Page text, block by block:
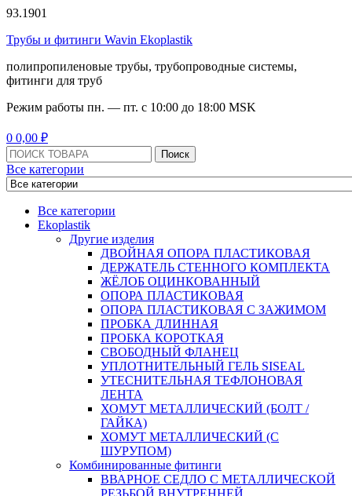
93.1901
Трубы и фитинги Wavin Ekoplastik
полипропиленовые трубы, трубопроводные системы,
фитинги для труб
Режим работы пн. — пт. с 10:00 до 18:00 MSK
0 0,00 ₽
Поиск:
Поиск
Все категории
Все категории
Ekoplastik
Другие изделия
ДВОЙНАЯ ОПОРА ПЛАСТИКОВАЯ
ДЕРЖАТЕЛЬ СТЕННОГО КОМПЛЕКТА
ЖЁЛОБ ОЦИНКОВАННЫЙ
ОПОРА ПЛАСТИКОВАЯ
ОПОРА ПЛАСТИКОВАЯ С ЗАЖИМОМ
ПРОБКА ДЛИННАЯ
ПРОБКА КОРОТКАЯ
СВОБОДНЫЙ ФЛАНЕЦ
УПЛОТНИТЕЛЬНЫЙ ГЕЛЬ SISEAL
УТЕСНИТЕЛЬНАЯ ТЕФЛОНОВАЯ
ЛЕНТА
ХОМУТ МЕТАЛЛИЧЕСКИЙ (БОЛТ /
ГАЙКА)
ХОМУТ МЕТАЛЛИЧЕСКИЙ (С
ШУРУПОМ)
Комбинированные фитинги
ВВАРНОЕ СЕДЛО С МЕТАЛЛИЧЕСКОЙ
РЕЗЬБОЙ ВНУТРЕННЕЙ